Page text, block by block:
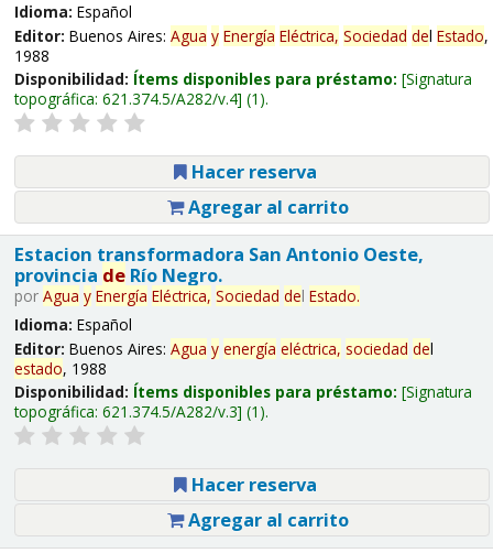
Idioma: Español
Editor: Buenos Aires: Agua y Energía Eléctrica, Sociedad del Estado,
1988
Disponibilidad: Ítems disponibles para préstamo: Signatura
topográfica: 621.374.5/A282/v.4 (1).
Hacer reserva
Agregar al carrito
Estacion transformadora San Antonio Oeste,
provincia deRío Negro.
por Agua y Energía Eléctrica, Sociedad del Estado.
Idioma: Español
Editor: Buenos Aires: Agua y energía eléctrica, sociedad del
estado, 1988
Disponibilidad: Ítems disponibles para préstamo: Signatura
topográfica: 621.374.5/A282/v.3 (1).
Hacer reserva
Agregar al carrito